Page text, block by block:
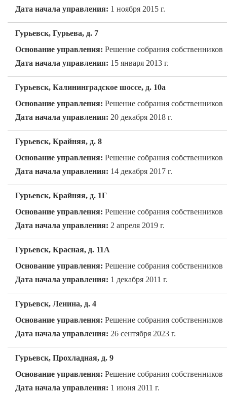
Дата начала управления: 1 ноября 2015 г.
Гурьевск, Гурьева, д. 7
Основание управления: Решение собрания собственников
Дата начала управления: 15 января 2013 г.
Гурьевск, Калининградское шоссе, д. 10а
Основание управления: Решение собрания собственников
Дата начала управления: 20 декабря 2018 г.
Гурьевск, Крайняя, д. 8
Основание управления: Решение собрания собственников
Дата начала управления: 14 декабря 2017 г.
Гурьевск, Крайняя, д. 1Г
Основание управления: Решение собрания собственников
Дата начала управления: 2 апреля 2019 г.
Гурьевск, Красная, д. 11А
Основание управления: Решение собрания собственников
Дата начала управления: 1 декабря 2011 г.
Гурьевск, Ленина, д. 4
Основание управления: Решение собрания собственников
Дата начала управления: 26 сентября 2023 г.
Гурьевск, Прохладная, д. 9
Основание управления: Решение собрания собственников
Дата начала управления: 1 июня 2011 г.